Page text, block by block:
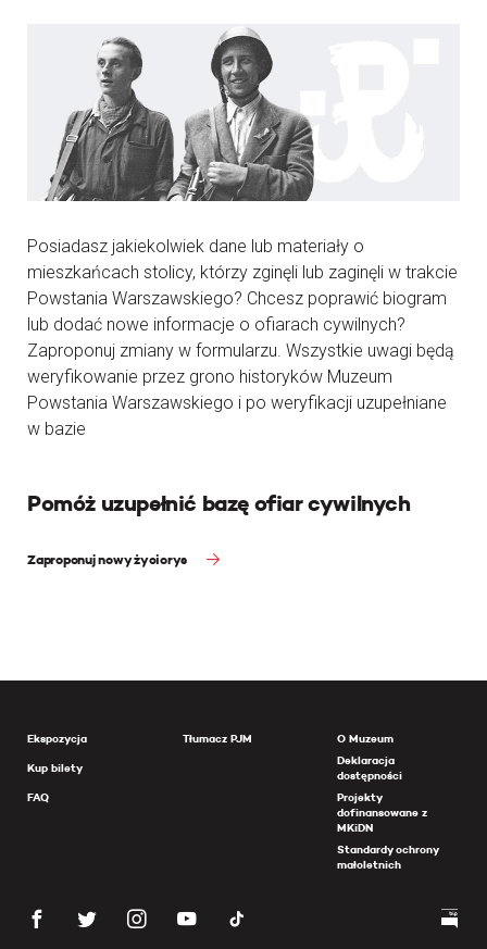
Posiadasz jakiekolwiek dane lub materiały o
mieszkańcach stolicy, którzy zginęli lub zaginęli w trakcie
Powstania Warszawskiego? Chcesz poprawić biogram
lub dodać nowe informacje o ofiarach cywilnych?
Zaproponuj zmiany w formularzu. Wszystkie uwagi będą
weryfikowanie przez grono historyków Muzeum
Powstania Warszawskiego i po weryfikacji uzupełniane
w bazie
Pomóż uzupełnić bazę ofiar cywilnych
Zaproponuj nowy życiorys
Ekspozycja
Kup bilety
FAQ
Tłumacz PJM
O Muzeum
Deklaracja
dostępności
Projekty
dofinansowane z
MKiDN
Standardy ochrony
małoletnich